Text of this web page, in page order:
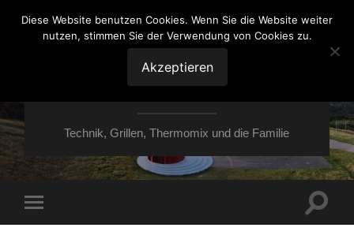
VON ESSEN ÜBER
HESSEN NACH
MOERS
Technik, Grillen, Thermomix und die Familie
Menü
Diese Website benutzen Cookies. Wenn Sie die Website weiter
nutzen, stimmen Sie der Verwendung von Cookies zu.
Akzeptieren